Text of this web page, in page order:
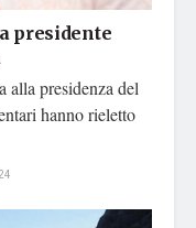
presidente
alla presidenza del
hanno rieletto